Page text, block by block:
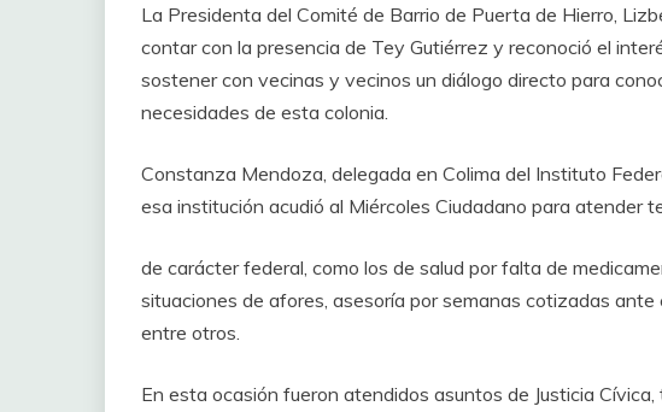
‎La Presidenta del Comité de Barrio de Puerta de Hierro,
contar con la presencia de Tey Gutiérrez y reconoció el
sostener con vecinas y vecinos un diálogo directo para
necesidades de esta colonia.
‎Constanza Mendoza, delegada en Colima del Instituto
esa institución acudió al Miércoles Ciudadano para atender
‎de carácter federal, como los de salud por falta de
situaciones de afores, asesoría por semanas cotizadas ante
entre otros.
‎En esta ocasión fueron atendidos asuntos de Justicia